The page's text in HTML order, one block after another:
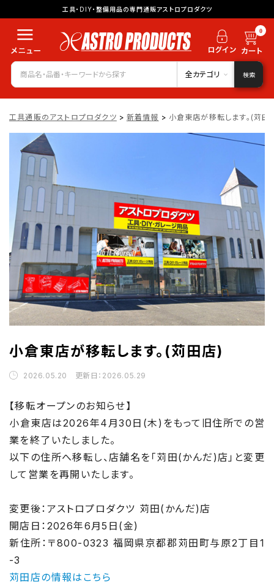
工具・DIY・整備用品の専門通販アストロプロダクツ
0
全カテゴリ 検索
工具通販のアストロプロダクツ > 新着情報 > 小倉東店が移転します。(苅田
小倉東店が移転します。(苅田店)
2026.05.20 更新日：2026.05.29
【移転オープンのお知らせ】
小倉東店は2026年4月30日(木)をもって旧住所での営
業を終了いたしました。
以下の住所へ移転し、店舗名を「苅田(かんだ)店」と変更
して営業を再開いたします。
変更後：アストロプロダクツ 苅田(かんだ)店
開店日：2026年6月5日(金)
新住所：〒800-0323 福岡県京都郡苅田町与原2丁目1
-3
苅田店の情報はこちら